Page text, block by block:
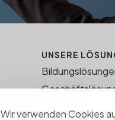
Wir verwenden Cookies
UNSERE
KONTAKT